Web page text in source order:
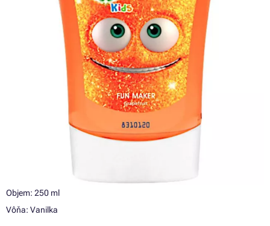
Objem: 250 ml
Vôňa: Vanilka